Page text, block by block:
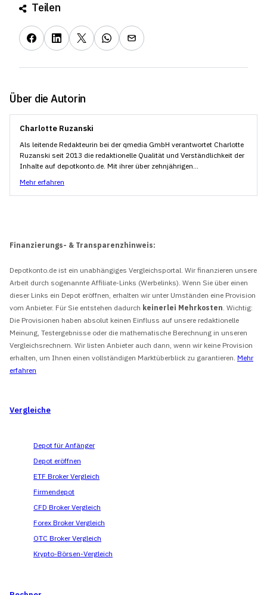
Teilen
Über die Autorin
Charlotte Ruzanski
Als leitende Redakteurin bei der qmedia GmbH verantwortet Charlotte
Ruzanski seit 2013 die redaktionelle Qualität und Verständlichkeit der
Inhalte auf depotkonto.de. Mit ihrer über zehnjährigen...
Mehr erfahren
Finanzierungs- & Transparenzhinweis:
Depotkonto.de ist ein unabhängiges Vergleichsportal. Wir finanzieren unsere
Arbeit durch sogenannte Affiliate-Links (Werbelinks). Wenn Sie über einen
dieser Links ein Depot eröffnen, erhalten wir unter Umständen eine Provision
vom Anbieter. Für Sie entstehen dadurch keinerlei Mehrkosten. Wichtig:
Die Provisionen haben absolut keinen Einfluss auf unsere redaktionelle
Meinung, Testergebnisse oder die mathematische Berechnung in unseren
Vergleichsrechnern. Wir listen Anbieter auch dann, wenn wir keine Provision
erhalten, um Ihnen einen vollständigen Marktüberblick zu garantieren. Mehr
erfahren
Vergleiche
Depot für Anfänger
Depot eröffnen
ETF Broker Vergleich
Firmendepot
CFD Broker Vergleich
Forex Broker Vergleich
OTC Broker Vergleich
Krypto-Börsen-Vergleich